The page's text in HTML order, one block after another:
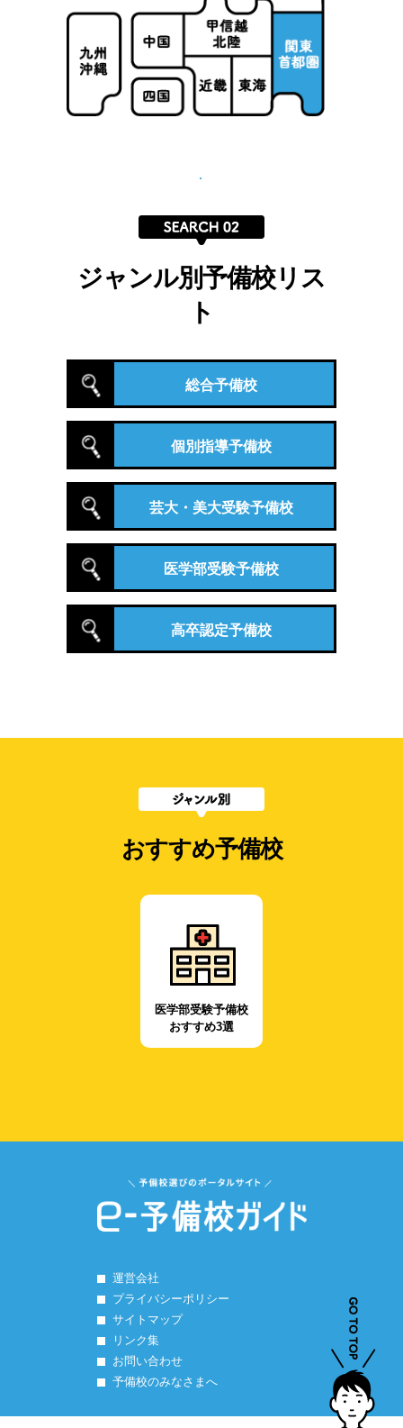
ジャンル別予備校リス
ト
総合予備校
個別指導予備校
芸大・美大受験予備校
医学部受験予備校
高卒認定予備校
おすすめ予備校
医学部受験予備校
おすすめ3選
運営会社
プライバシーポリシー
サイトマップ
リンク集
お問い合わせ
予備校のみなさまへ